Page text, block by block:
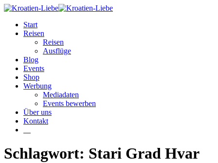
Start
Reisen
Reisen
Ausflüge
Blog
Events
Shop
Werbung
Mediadaten
Events bewerben
Über uns
Kontakt
Schlagwort: Stari Grad Hvar